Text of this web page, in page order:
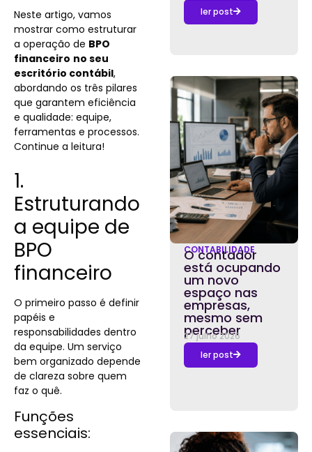
Neste artigo, vamos
mostrar como estruturar
a operação de BPO
financeiro no seu
escritório contábil,
abordando os três pilares
que garantem eficiência
e qualidade: equipe,
ferramentas e processos.
Continue a leitura!
1.
Estruturando
a equipe de
BPO
financeiro
O primeiro passo é definir
papéis e
responsabilidades dentro
da equipe. Um serviço
bem organizado depende
de clareza sobre quem
faz o quê.
Funções
essenciais:
ler post
CONTABILIDADE
O contador
está ocupando
um novo
espaço nas
empresas,
mesmo sem
perceber
27 julho 2026
ler post